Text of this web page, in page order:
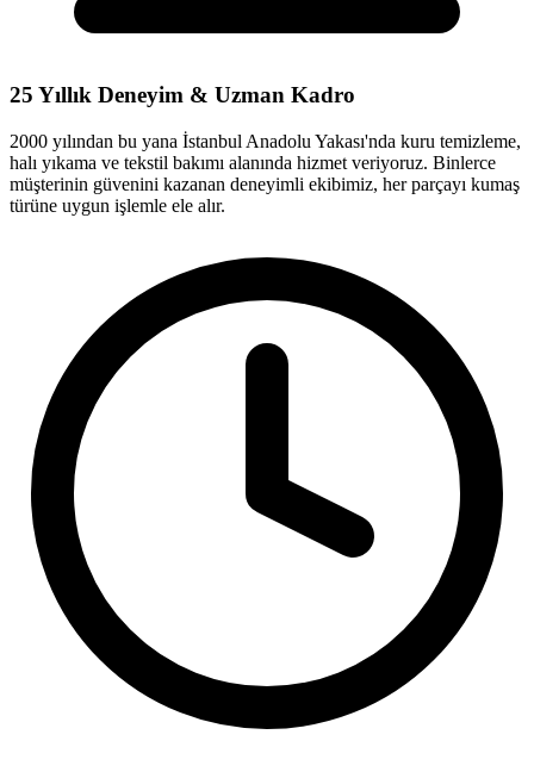
25 Yıllık Deneyim & Uzman Kadro
2000 yılından bu yana İstanbul Anadolu Yakası'nda kuru temizleme,
halı yıkama ve tekstil bakımı alanında hizmet veriyoruz. Binlerce
müşterinin güvenini kazanan deneyimli ekibimiz, her parçayı kumaş
türüne uygun işlemle ele alır.